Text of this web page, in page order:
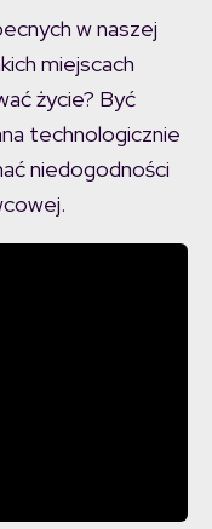
w naszej
miejscach
życie? Być
technologicznie
niedogodności